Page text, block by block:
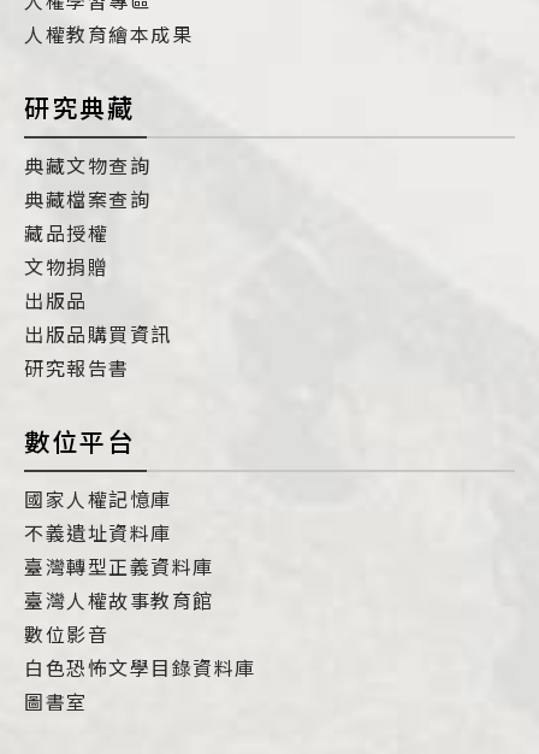
人權教育繪本成果
研究典藏
典藏文物查詢
典藏檔案查詢
藏品授權
文物捐贈
出版品
出版品購買資訊
研究報告書
數位平台
國家人權記憶庫
不義遺址資料庫
臺灣轉型正義資料庫
臺灣人權故事教育館
數位影音
白色恐怖文學目錄資料庫
圖書室